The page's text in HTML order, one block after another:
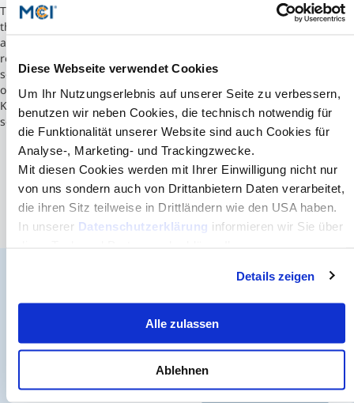
Diese Webseite verwendet Cookies
Um Ihr Nutzungserlebnis auf unserer Seite zu verbessern,
benutzen wir neben Cookies, die technisch notwendig für
die Funktionalität unserer Website sind auch Cookies für
Analyse-, Marketing- und Trackingzwecke.
Mit diesen Cookies werden mit Ihrer Einwilligung nicht nur
von uns sondern auch von Drittanbietern Daten verarbeitet,
die ihren Sitz teilweise in Drittländern wie den USA haben.
In unserer Datenschutzerklärung informieren wir Sie über
Details zeigen
Alle zulassen
Ablehnen
The University of Southern Denmark, with campuses located in
the southwestern part of Denmark - i.e. Funen, Southern Jutland
and Sealand - is a research and educational institution with deep
regional roots and an international outlook. Reaching even further
south, the university offers a number of joint programs in co-
operation with the University of Flensburg and the University of
Kiel. Contacts with regional industries and the international
scientific community are strong.
Der MCI Newsletter
entscheidenden Schritt voraus.